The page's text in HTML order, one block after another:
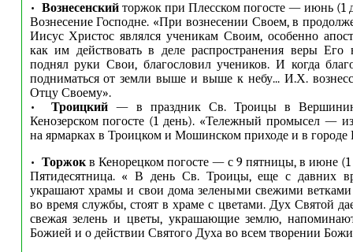
• Вознесенский торжок при Плесском погосте — июнь (1
Вознесение Господне. «При вознесении Своем, в
Иисус Христос являлся ученикам Своим, особенно
как им действовать в деле распространения веры Его
поднял руки Свои, благословил учеников. И когда
подниматься от земли выше и выше к небу... И.Х.
Отцу Своему».
• Троицкий— в праздник Св. Троицы в
Кенозерском погосте (1 день). «Тележный промысел —
на ярмарках в Троицком и Мошинском приходе и в городе
• Торжокв Кенорецком погосте — с 9 пятницы, в июне (1
Пятидесятница. « В день Св. Троицы, еще с давних
украшают храмы и свои дома зелеными свежими ветками
во время службы, стоят в храме с цветами. Дух Святой
свежая зелень и цветы, украшающие землю,
Божией и о действии Святого Духа во всем творении